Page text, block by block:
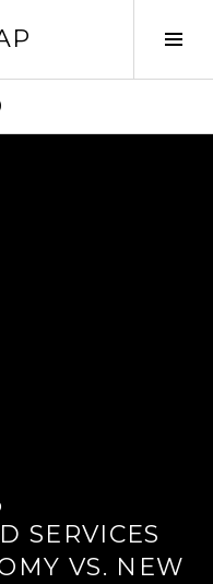
SERVICES
VS. NEW